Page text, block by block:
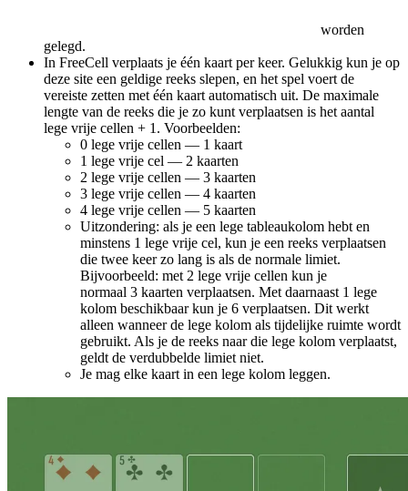
worden
gelegd.
In FreeCell verplaats je één kaart per keer. Gelukkig kun je op
deze site een geldige reeks slepen, en het spel voert de
vereiste zetten met één kaart automatisch uit. De maximale
lengte van de reeks die je zo kunt verplaatsen is het aantal
lege vrije cellen + 1. Voorbeelden:
0 lege vrije cellen — 1 kaart
1 lege vrije cel — 2 kaarten
2 lege vrije cellen — 3 kaarten
3 lege vrije cellen — 4 kaarten
4 lege vrije cellen — 5 kaarten
Uitzondering: als je een lege tableaukolom hebt en
minstens 1 lege vrije cel, kun je een reeks verplaatsen
die twee keer zo lang is als de normale limiet.
Bijvoorbeeld: met 2 lege vrije cellen kun je
normaal 3 kaarten verplaatsen. Met daarnaast 1 lege
kolom beschikbaar kun je 6 verplaatsen. Dit werkt
alleen wanneer de lege kolom als tijdelijke ruimte wordt
gebruikt. Als je de reeks naar die lege kolom verplaatst,
geldt de verdubbelde limiet niet.
Je mag elke kaart in een lege kolom leggen.